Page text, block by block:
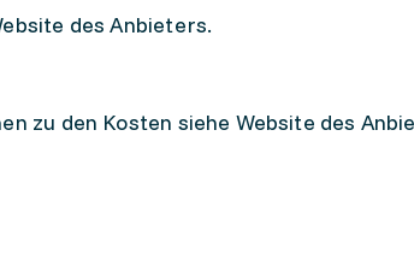
des Anbieters.
zu den Kosten siehe Website des